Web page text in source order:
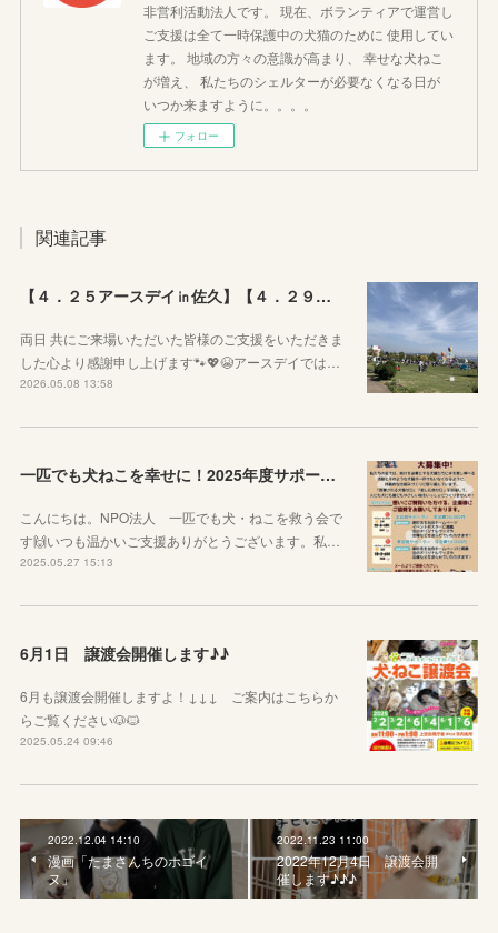
非営利活動法人です。 現在、ボランティアで運営し
ご支援は全て一時保護中の犬猫のために 使用してい
ます。 地域の方々の意識が高まり、 幸せな犬ねこ
が増え、 私たちのシェルターが必要なくなる日が
いつか来ますように。。。。
フォロー
関連記事
【４．２５アースデイ㏌佐久】【４．２９ぷちっとおいでよマルシェVol.3】のご報告
両日 共にご来場いただいた皆様のご支援をいただきま
した心より感謝申し上げます🐾💖😭アースデイでは…
2026.05.08 13:58
一匹でも犬ねこを幸せに！2025年度サポーター企業様を募集しています！
こんにちは。NPO法人 一匹でも犬・ねこを救う会で
す🙌いつも温かいご支援ありがとうございます。私…
2025.05.27 15:13
6月1日 譲渡会開催します♪♪
6月も譲渡会開催しますよ！↓↓↓ ご案内はこちらか
らご覧ください🐶🐱
2025.05.24 09:46
2022.12.04 14:10
漫画「たまさんちのホゴイ
ヌ」
2022.11.23 11:00
2022年12月4日 譲渡会開
催します♪♪♪